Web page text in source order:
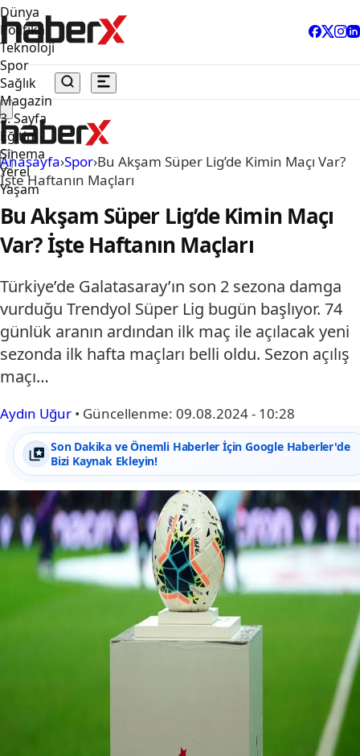
Dünya
Politika
Teknoloji
Spor
Sağlık
Magazin
3. Sayfa
Eğitim
Sinema
Yerel
Yaşam
Anasayfa›Spor›Bu Akşam Süper Lig’de Kimin Maçı Var?
İşte Haftanın Maçları
Bu Akşam Süper Lig’de Kimin Maçı
Var? İşte Haftanın Maçları
Türkiye’de Galatasaray’ın son 2 sezona damga
vurduğu Trendyol Süper Lig bugün başlıyor. 74
günlük aranın ardından ilk maç ile açılacak yeni
sezonda ilk hafta maçları belli oldu. Sezon açılış
maçı…
Aydın Uğur • Güncellenme: 09.08.2024 - 10:28
Son Dakika ve Önemli Haberler İçin Google Haberler'de
Bizi Kaynak Ekleyin!